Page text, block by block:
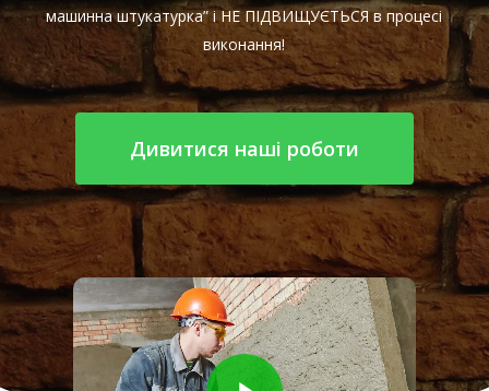
машинна штукатурка” і НЕ ПІДВИЩУЄТЬСЯ в процесі
виконання!
Дивитися наші роботи
Play Video
Play Video